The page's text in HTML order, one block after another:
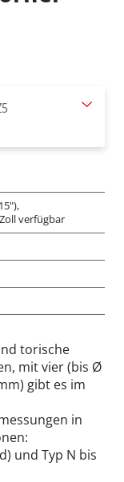
verfügbar
torische
mit vier (bis Ø
gibt es im
in
und Typ N bis